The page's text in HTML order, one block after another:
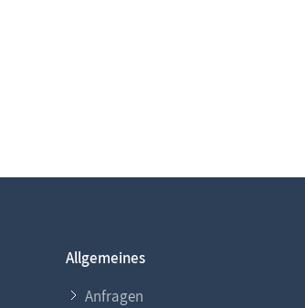
Allgemeines
Anfragen